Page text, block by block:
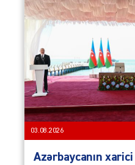
03.08.2026
Azərbaycanın